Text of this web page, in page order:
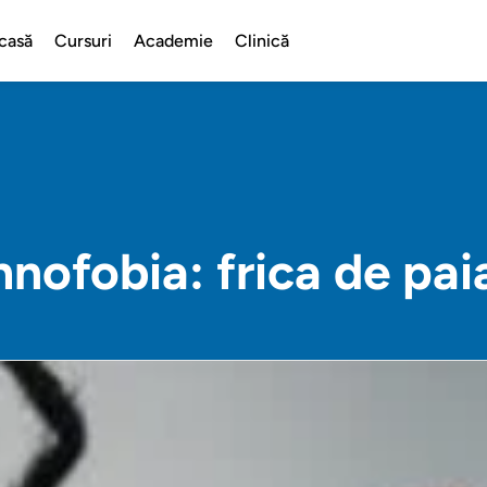
Cursuri Academie Clinică
frica de